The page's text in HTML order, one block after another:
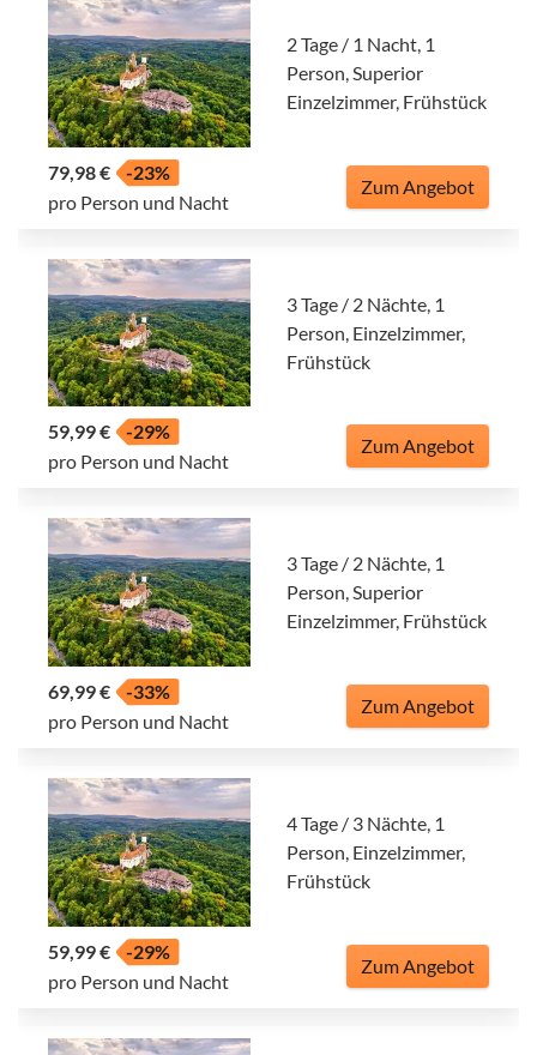
2 Tage / 1 Nacht, 1
Person, Superior
Einzelzimmer, Frühstück
79,98 €
-23%
pro Person und Nacht
Zum Angebot
3 Tage / 2 Nächte, 1
Person, Einzelzimmer,
Frühstück
59,99 €
-29%
pro Person und Nacht
Zum Angebot
3 Tage / 2 Nächte, 1
Person, Superior
Einzelzimmer, Frühstück
69,99 €
-33%
pro Person und Nacht
Zum Angebot
4 Tage / 3 Nächte, 1
Person, Einzelzimmer,
Frühstück
59,99 €
-29%
pro Person und Nacht
Zum Angebot